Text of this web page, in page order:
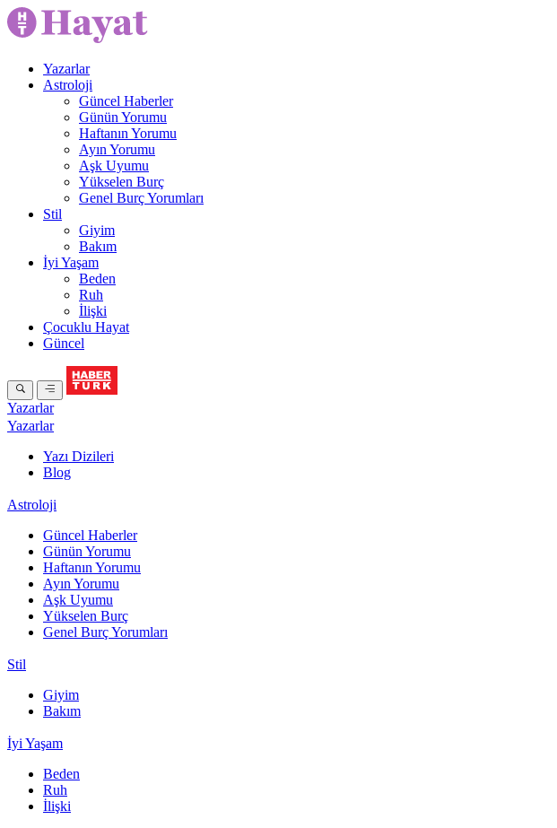
Yazarlar
Astroloji
Güncel Haberler
Günün Yorumu
Haftanın Yorumu
Ayın Yorumu
Aşk Uyumu
Yükselen Burç
Genel Burç Yorumları
Stil
Giyim
Bakım
İyi Yaşam
Beden
Ruh
İlişki
Çocuklu Hayat
Güncel
Yazarlar
Yazarlar
Yazı Dizileri
Blog
Astroloji
Güncel Haberler
Günün Yorumu
Haftanın Yorumu
Ayın Yorumu
Aşk Uyumu
Yükselen Burç
Genel Burç Yorumları
Stil
Giyim
Bakım
İyi Yaşam
Beden
Ruh
İlişki